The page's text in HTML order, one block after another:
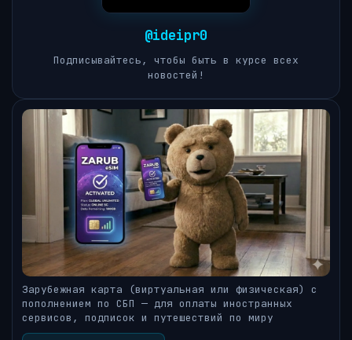
@ideipr0
Подписывайтесь, чтобы быть в курсе всех
новостей!
Зарубежная карта (виртуальная или физическая) с
пополнением по СБП — для оплаты иностранных
сервисов, подписок и путешествий по миру